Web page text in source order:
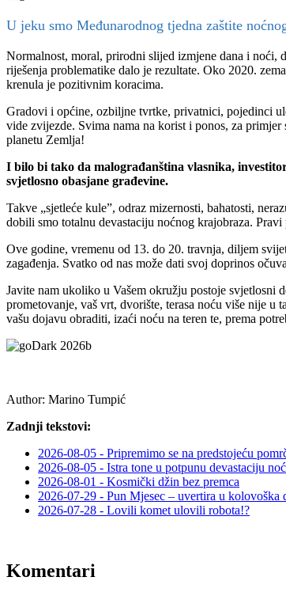
U jeku smo Međunarodnog tjedna zaštite
Normalnost, moral, prirodni slijed izmjene dana i noći,
riješenja problematike dalo je rezultate. Oko 2020.
krenula je pozitivnim koracima.
Gradovi i općine, ozbiljne tvrtke, privatnici, pojedinci
vide zvijezde. Svima nama na korist i ponos, za
planetu Zemlja!
I bilo bi tako da malograđanština vlasnika,
svjetlosno obasjane građevine.
Takve „sjetleće kule”, odraz mizernosti, bahatosti,
dobili smo totalnu devastaciju noćnog krajobraza.
Ove godine, vremenu od 13. do 20. travnja, diljem
zagađenja. Svatko od nas može dati svoj doprinos
Javite nam ukoliko u Vašem okružju postoje svjetlosni
prometovanje, vaš vrt, dvorište, terasa noću više nije
vašu dojavu obraditi, izaći noću na teren te, prema
Author: Marino Tumpić
Zadnji tekstovi:
2026-08-05 - Pripremimo se na predstojeću
2026-08-05 - Istra tone u potpunu devastaciju
2026-08-01 - Kosmički džin bez premca
2026-07-29 - Pun Mjesec – uvertira u kolovoška
2026-07-28 - Lovili komet ulovili robota!?
Komentari